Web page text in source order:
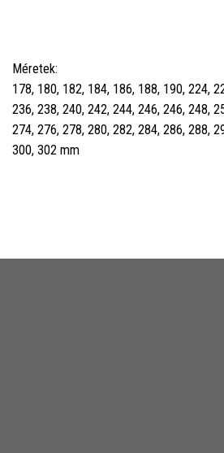
Méretek:
178, 180, 182, 184, 186, 188, 190, 224,
236, 238, 240, 242, 244, 246, 246, 248,
274, 276, 278, 280, 282, 284, 286, 288,
300, 302 mm